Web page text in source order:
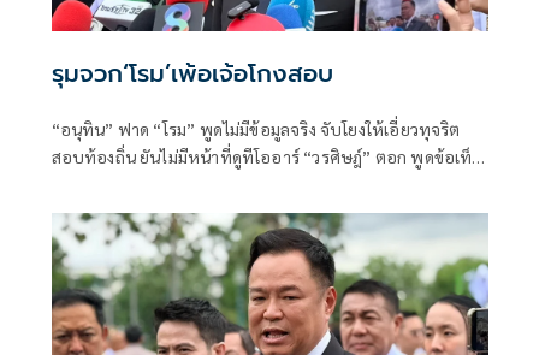
รุมจวก‘โรม’เพ้อเจ้อโกงสอบ
“อนุทิน” ฟาด “โรม” พูดไม่มีข้อมูลจริง จับโยงให้เอี่ยวทุจริต
สอบท้องถิ่น ยันไม่มีหน้าที่ดูทีโออาร์ “วรศิษฎ์” ตอก พูดข้อเท็จ